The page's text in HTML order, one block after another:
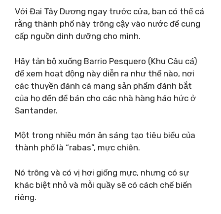
Với Đại Tây Dương ngay trước cửa, bạn có thể cá
rằng thành phố này trông cậy vào nước để cung
cấp nguồn dinh dưỡng cho mình.
Hãy tản bộ xuống Barrio Pesquero (Khu Câu cá)
để xem hoạt động này diễn ra như thế nào, nơi
các thuyền đánh cá mang sản phẩm đánh bắt
của họ đến để bán cho các nhà hàng háo hức ở
Santander.
Một trong nhiều món ăn sáng tạo tiêu biểu của
thành phố là “rabas”, mực chiên.
Nó trông và có vị hơi giống mực, nhưng có sự
khác biệt nhỏ và mỗi quầy sẽ có cách chế biến
riêng.